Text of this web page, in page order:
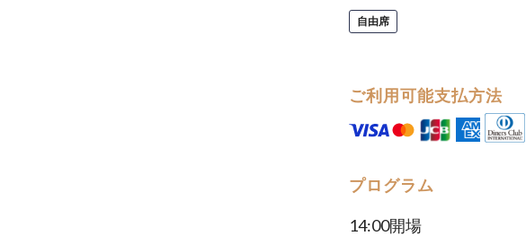
自由席
ご利用可能支払方法
プログラム
14:00開場